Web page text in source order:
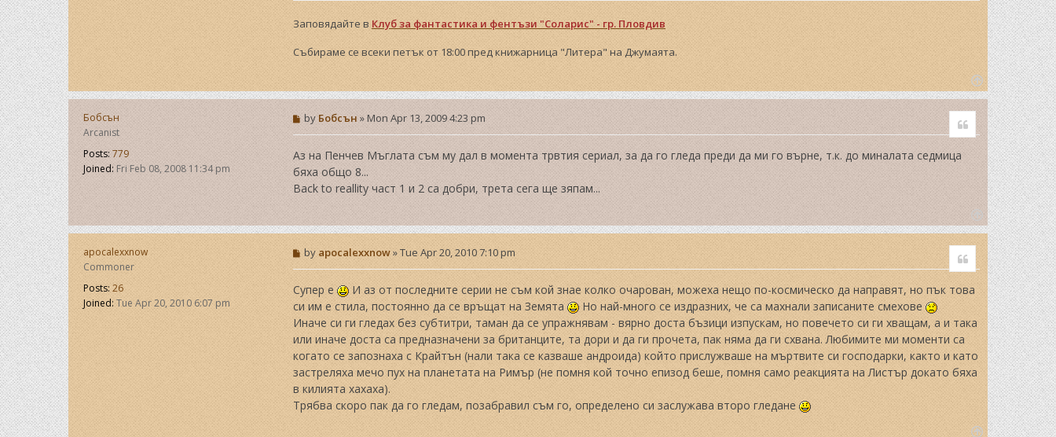
Заповядайте вКлуб за фантастика и фентъзи "Соларис" - гр. Пловдив
Събираме се всеки петък от 18:00 пред книжарница "Литера" на Джумаята.
T
o
p
Бобсън
Arcanist
Posts: 779
Joined:Fri Feb 08, 2008 11:34 pm
Quote
P
o
s
t
byБобсън»Mon Apr 13, 2009 4:23 pm
Аз на Пенчев Мъглата съм му дал в момента трвтия сериал, за да го гледа преди да ми го върне, т.к. до миналата седмица
бяха общо 8...
Back to reallity част 1 и 2 са добри, трета сега ще зяпам...
T
o
p
apocalexxnow
Commoner
Posts: 26
Joined:Tue Apr 20, 2010 6:07 pm
Quote
P
o
s
t
byapocalexxnow»Tue Apr 20, 2010 7:10 pm
Супер е
И аз от последните серии не съм кой знае колко очарован, можеха нещо по-космическо да направят, но пък това
си им е стила, постоянно да се връщат на Земята
Но най-много се издразних, че са махнали записаните смехове
Иначе си ги гледах без субтитри, таман да се упражнявам - вярно доста бъзици изпускам, но повечето си ги хващам, а и така
или иначе доста са предназначени за британците, та дори и да ги прочета, пак няма да ги схвана. Любимите ми моменти са
когато се запознаха с Крайтън (нали така се казваше андроида) който прислужваше на мъртвите си господарки, както и като
застреляха мечо пух на планетата на Римър (не помня кой точно епизод беше, помня само реакцията на Листър докато бяха
в килията хахаха).
Трябва скоро пак да го гледам, позабравил съм го, определено си заслужава второ гледане